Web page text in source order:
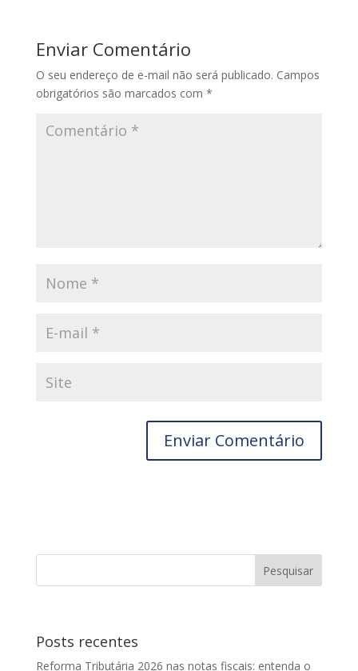
Enviar Comentário
O seu endereço de e-mail não será publicado. Campos
obrigatórios são marcados com *
Posts recentes
Reforma Tributária 2026 nas notas fiscais: entenda o